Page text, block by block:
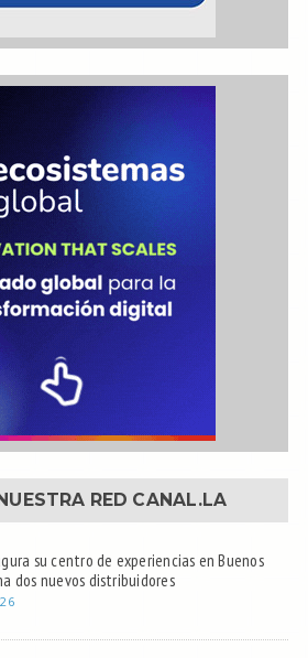
RED CANAL.LA
su centro de experiencias en Buenos
dos nuevos distribuidores